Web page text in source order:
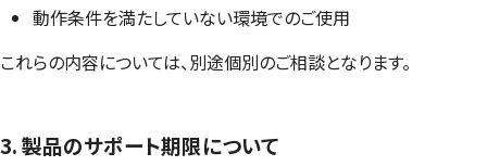
動作条件を満たしていない環境でのご使用
これらの内容については、別途個別のご相談となります。
3. 製品のサポート期限について